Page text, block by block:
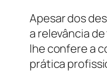
Apesar dos
a relevância
lhe confere a
prática